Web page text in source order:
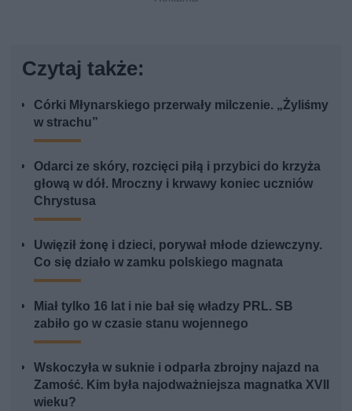
Czytaj także:
Córki Młynarskiego przerwały milczenie. „Żyliśmy
w strachu”
Odarci ze skóry, rozcięci piłą i przybici do krzyża
głową w dół. Mroczny i krwawy koniec uczniów
Chrystusa
Uwięził żonę i dzieci, porywał młode dziewczyny.
Co się działo w zamku polskiego magnata
Miał tylko 16 lat i nie bał się władzy PRL. SB
zabiło go w czasie stanu wojennego
Wskoczyła w suknie i odparła zbrojny najazd na
Zamość. Kim była najodważniejsza magnatka XVII
wieku?